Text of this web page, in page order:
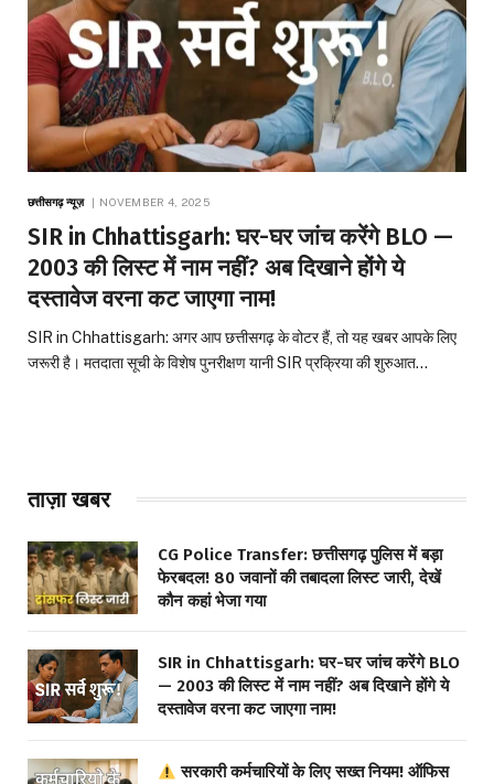
छत्तीसगढ़ न्यूज़ NOVEMBER 4, 2025
SIR in Chhattisgarh: घर-घर जांच करेंगे BLO —
2003 की लिस्ट में नाम नहीं? अब दिखाने होंगे ये
दस्तावेज वरना कट जाएगा नाम!
SIR in Chhattisgarh: अगर आप छत्तीसगढ़ के वोटर हैं, तो यह खबर आपके लिए
जरूरी है। मतदाता सूची के विशेष पुनरीक्षण यानी SIR प्रक्रिया की शुरुआत…
ताज़ा खबर
CG Police Transfer: छत्तीसगढ़ पुलिस में बड़ा
फेरबदल! 80 जवानों की तबादला लिस्ट जारी, देखें
कौन कहां भेजा गया
SIR in Chhattisgarh: घर-घर जांच करेंगे BLO
— 2003 की लिस्ट में नाम नहीं? अब दिखाने होंगे ये
दस्तावेज वरना कट जाएगा नाम!
सरकारी कर्मचारियों के लिए सख्त नियम! ऑफिस